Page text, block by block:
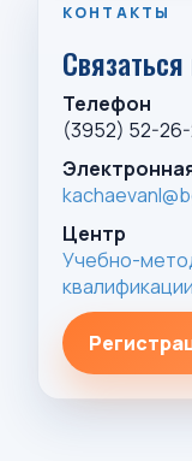
КОНТАКТЫ
Телефон
(3952) 52-
Центр
Учебно-